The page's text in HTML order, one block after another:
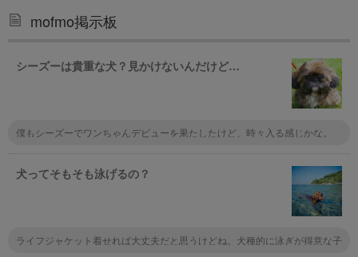
mofmo掲示板
シーズーは貴重な犬？見かけないんだけど…
僕もシーズーでワンちゃんデビューを果たしたけど、時々入る感じかな。
犬ってそもそも泳げるの？
ライフジャケット着せれば大丈夫だと思うけどね。犬種的に泳ぎが得意な子